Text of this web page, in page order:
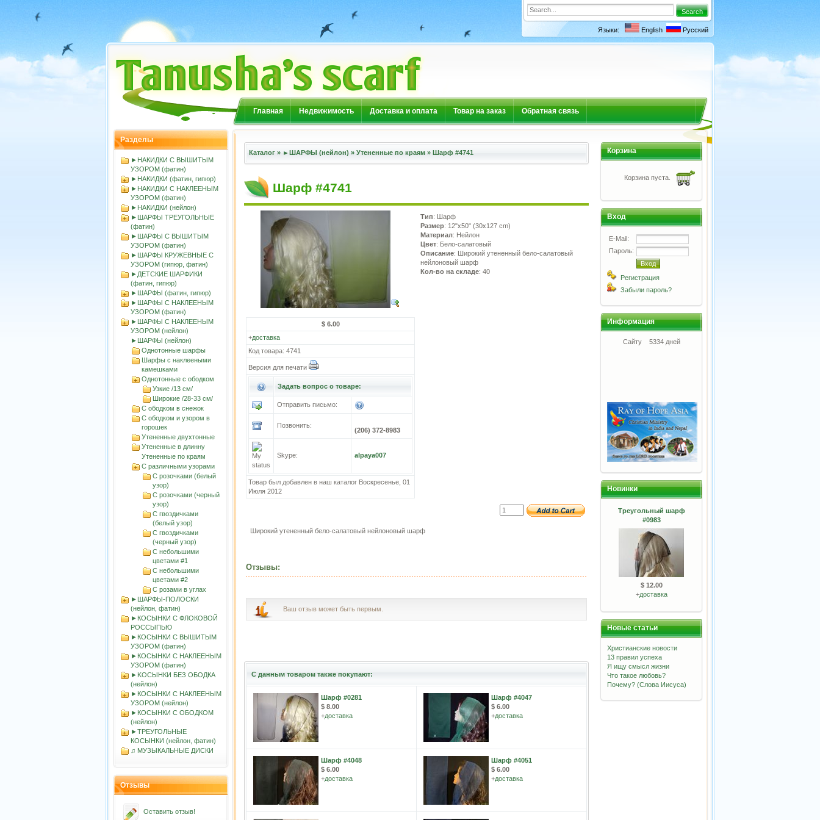
Языки: English Русский
Главная Недвижимость Доставка и оплата Товар на заказ Обратная связь
Разделы
►НАКИДКИ С ВЫШИТЫМ
УЗОРОМ (фатин)
►НАКИДКИ (фатин, гипюр)
►НАКИДКИ С НАКЛЕЕНЫМ
УЗОРОМ (фатин)
►НАКИДКИ (нейлон)
►ШАРФЫ ТРЕУГОЛЬНЫЕ
(фатин)
►ШАРФЫ С ВЫШИТЫМ
УЗОРОМ (фатин)
►ШАРФЫ КРУЖЕВНЫЕ С
УЗОРОМ (гипюр, фатин)
►ДЕТСКИЕ ШАРФИКИ
(фатин, гипюр)
►ШАРФЫ (фатин, гипюр)
►ШАРФЫ С НАКЛЕЕНЫМ
УЗОРОМ (фатин)
►ШАРФЫ С НАКЛЕЕНЫМ
УЗОРОМ (нейлон)
►ШАРФЫ (нейлон)
Однотонные шарфы
Шарфы с наклееными
камешками
Однотонные с ободком
Узкие /13 cм/
Широкие /28-33 cм/
С ободком в снежок
С ободком и узором в
горошек
Утененные двухтонные
Утененные в длинну
Утененные по краям
С различными узорами
С розочками (белый
узор)
С розочками (черный
узор)
С гвоздичками
(белый узор)
С гвоздичками
(черный узор)
С небольшими
цветами #1
С небольшими
цветами #2
С розами в углах
►ШАРФЫ-ПОЛОСКИ
(нейлон, фатин)
►КОСЫНКИ С ФЛОКОВОЙ
РОССЫПЬЮ
►КОСЫНКИ С ВЫШИТЫМ
УЗОРОМ (фатин)
►КОСЫНКИ С НАКЛЕЕНЫМ
УЗОРОМ (фатин)
►KOСЫНКИ БЕЗ ОБОДКА
(нейлон)
►КОСЫНКИ С НАКЛЕЕНЫМ
УЗОРОМ (нейлон)
►КОСЫНКИ С ОБОДКОМ
(нейлон)
►ТРЕУГОЛЬНЫЕ
КОСЫНКИ (нейлон, фатин)
♫ МУЗЫКАЛЬНЫЕ ДИСКИ
Отзывы
Оставить отзыв!
Каталог » ►ШАРФЫ (нейлон) » Утененные по краям » Шарф #4741
Шарф #4741
$ 6.00
+доставка
Код товара: 4741
Версия для печати
Задать вопрос о товаре:
Отправить письмо:
Позвонить:
(206) 372-8983
Skype: alpaya007
Товар был добавлен в наш каталог Воскресенье, 01
Июля 2012
Тип: Шарф
Размер: 12"x50" (30x127 cm)
Материал: Нейлон
Цвет: Бело-салатовый
Описание: Широкий утененный бело-салатовый
нейлоновый шарф
Кол-во на складе: 40
Широкий утененный бело-салатовый нейлоновый шарф
Отзывы:
Ваш отзыв может быть первым.
С данным товаром также покупают:
Шарф #0281
$ 8.00
+доставка
Шарф #4047
$ 6.00
+доставка
Шарф #4048
$ 6.00
+доставка
Шарф #4051
$ 6.00
+доставка
Корзина
Корзина пуста.
Вход
E-Mail:
Пароль:
Регистрация
Забыли пароль?
Информация
Сайту 5334 дней
Новинки
Треугольный шарф
#0983
$ 12.00
+доставка
Новые статьи
Христианские новости
13 правил успеха
Я ищу смысл жизни
Что такое любовь?
Почему? (Слова Иисуса)